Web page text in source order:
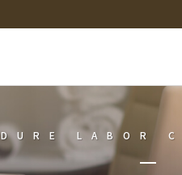
DURE LABOR